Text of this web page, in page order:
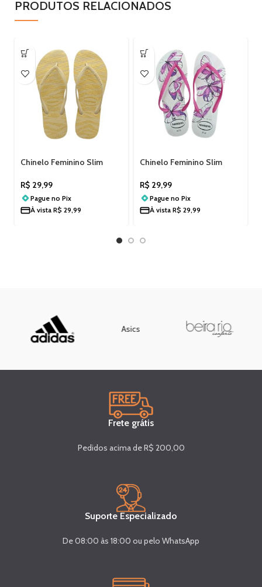
PRODUTOS RELACIONADOS
Chinelo Feminino Slim
4147852AD
R$ 29,99
Pague no Pix
À vista R$ 29,99
Chinelo Feminino Slim
Havaianas 4146371AD
R$ 29,99
Pague no Pix
À vista R$ 29,99
Asics
Frete grátis
Pedidos acima de R$ 200,00
Suporte Especializado
De 08:00 às 18:00 ou pelo WhatsApp